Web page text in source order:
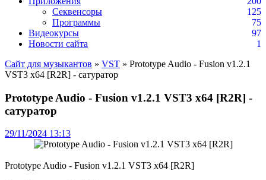
Секвенсоры
125
Программы
75
Видеокурсы
97
Новости сайта
1
Сайт для музыкантов » VST » Prototype Audio - Fusion v1.2.1
VST3 x64 [R2R] - сатуратор
Prototype Audio - Fusion v1.2.1 VST3 x64 [R2R] -
сатуратор
29/11/2024 13:13
Prototype Audio - Fusion v1.2.1 VST3 x64 [R2R]